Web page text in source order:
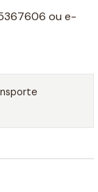
ou e-